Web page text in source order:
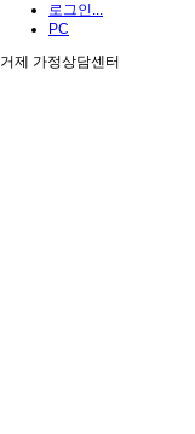
로그인...
PC
거제 가정상담센터